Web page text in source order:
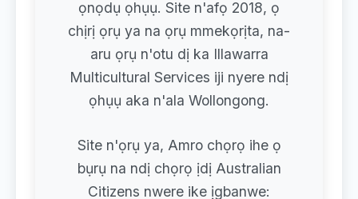
ọnọdụ ọhụụ. Site n'afọ 2018, ọ
chịrị ọrụ ya na ọrụ mmekọrịta, na-
aru ọrụ n'otu dị ka Illawarra
Multicultural Services iji nyere ndị
ọhụụ aka n'ala Wollongong.
Site n'ọrụ ya, Amro chọrọ ihe ọ
bụrụ na ndị chọrọ ịdị Australian
Citizens nwere ike ịgbanwe: